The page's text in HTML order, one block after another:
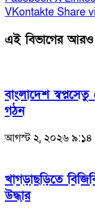
VKontakte Share
এই বিভাগের
বাংলাদেশ
গঠন
আগস্ট ২, ২০২৬ ৯:১৪
খাগড়াছড়িতে
উদ্ধার